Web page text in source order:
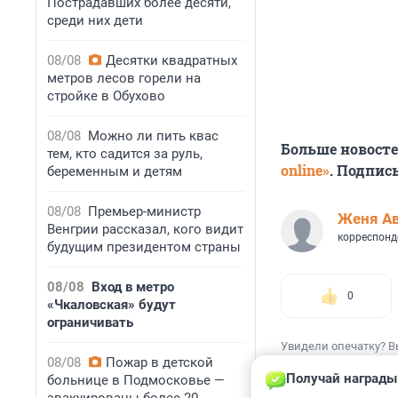
среди них дети
08/08
Десятки квадратных
метров лесов горели на
стройке в Обухово
08/08 Можно ли пить квас
тем, кто садится за руль,
беременным и детям
08/08 Премьер-министр
Венгрии рассказал, кого видит
будущим президентом страны
08/08 Вход в метро
«Чкаловская» будут
ограничивать
08/08
Пожар в детской
больнице в Подмосковье —
Больше
online».
Женя
0
Увидели опечатку?
Получай